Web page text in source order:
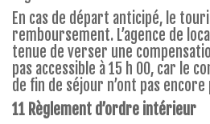
En cas de départ anticipé, le
remboursement. L’agence de
tenue de verser une
pas accessible à 15 h 00, car le
de fin de séjour n’ont pas
11 Règlement d’ordre intérieur